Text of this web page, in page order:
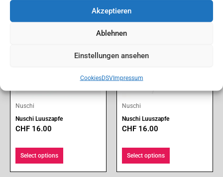
Akzeptieren
Ablehnen
Einstellungen ansehen
CookiesDSVImpressum
Nuschi
Nuschi Luuszapfe
CHF 16.00
Select options
Nuschi
Nuschi Luuszapfe
CHF 16.00
Select options